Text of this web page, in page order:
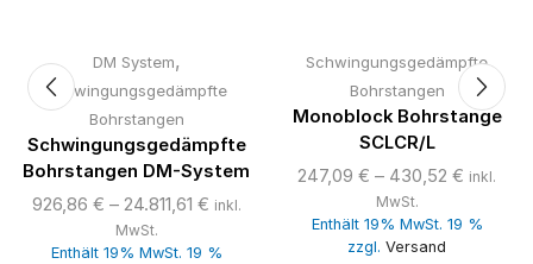
DM System,
Schwingungsgedämpfte
Bohrstangen
Schwingungsgedämpfte
Bohrstangen DM-System
926,86 € – 24.811,61 € inkl.
MwSt.
Enthält 19% MwSt. 19 %
Schwingungsgedämpfte
Bohrstangen
Monoblock Bohrstange
SCLCR/L
247,09 € – 430,52 € inkl.
MwSt.
Enthält 19% MwSt. 19 %
zzgl. Versand